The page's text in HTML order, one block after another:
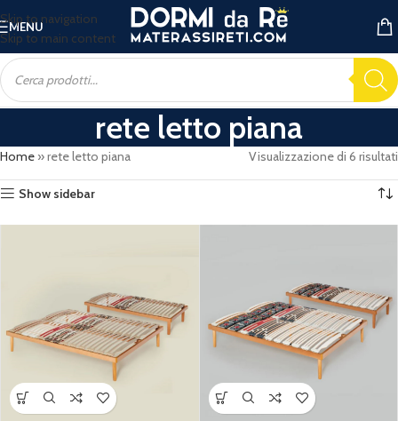
Skip to navigation
Skip to main content
MENU
rete letto piana
Home »rete letto piana Visualizzazione di 6 risultati
Show sidebar